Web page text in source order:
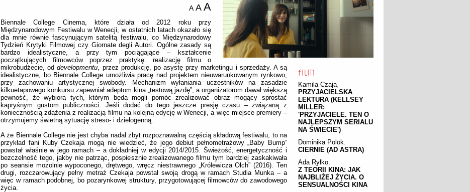
Kamila Czaja,
PRZYJACIELSKA
LEKTURA (KELLSEY
MILLER:
'PRZYJACIELE. TEN O
NAJLEPSZYM SERIALU
NA ŚWIECIE')
Dominika Polok,
CIERNIE (AD ASTRA)
Ada Ryłko,
Z TEORII KINA: JAK
NAJBLIŻEJ ŻYCIA. O
SENSUALNOŚCI KINA
A A A
Biennale College Cinema, które działa od 2012 roku przy
Międzynarodowym Festiwalu w Wenecji, w ostatnich latach okazało się
dla mnie równie fascynującym satelitą festiwalu, co Międzynarodowy
Tydzień Krytyki Filmowej czy Giornate degli Autori. Ogólne zasady są
bardzo idealistyczne, a przy tym pociągające – kształcenie
początkujących filmowców poprzez praktykę: realizację filmu o
mikrobudżecie, oddevelopmentu, przez produkcję, po asystę przy marketingu i sprzedaży. A są
idealistyczne, bo Biennale College umożliwia pracę nad projektem nieuwarunkowanym rynkowo,
przy zachowaniu artystycznej swobody. Mechanizm wyłaniania uczestników na zasadzie
kilkuetapowego konkursu zapewniał adeptom kina „testową jazdę”, a organizatorom dawał większą
pewność, że wybiorą tych, którym będą mogli pomóc zrealizować obraz mogący sprostać
kapryśnym gustom publiczności. Jeśli dodać do tego jeszcze presję czasu – związaną z
koniecznością zdążenia z realizacją filmu na kolejną edycję w Wenecji, a więc miejsce premiery –
otrzymujemy świetną sytuację streso- i dziełogenną.
A że Biennale College nie jest chyba nadal zbyt rozpoznawalną częścią składową festiwalu, to na
przykład fani Kuby Czekaja mogą nie wiedzieć, że jego debiut pełnometrażowy „Baby Bump”
powstał właśnie w jego ramach – a dokładniej w edycji 2014/2015. Świeżość, energetyczność i
bezczelność tego, jakby nie patrząc, pospiesznie zrealizowanego filmu tym bardziej zaskakiwała
po seansie mozolnie wypoconego, drętwego, wręcz niestrawnego „Królewicza Olch” (2016). Ten
drugi, rozczarowujący pełny metraż Czekaja powstał swoją drogą w ramach Studia Munka – a
więc w ramach podobnej, bo pozarynkowej struktury, przygotowującej filmowców do zawodowego
życia.